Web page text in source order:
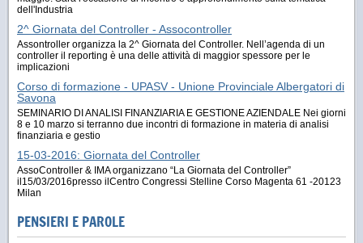
dell'Industria
2^ Giornata del Controller - Assocontroller
Assontroller organizza la 2^ Giornata del Controller. Nell’agenda di un
controller il reporting è una delle attività di maggior spessore per le
implicazioni
Corso di formazione - UPASV - Unione Provinciale Albergatori di
Savona
SEMINARIO DI ANALISI FINANZIARIA E GESTIONE AZIENDALE Nei giorni
8 e 10 marzo si terranno due incontri di formazione in materia di analisi
finanziaria e gestio
15-03-2016: Giornata del Controller
AssoController & IMA organizzano “La Giornata del Controller”
il15/03/2016presso ilCentro Congressi Stelline Corso Magenta 61 -20123
Milan
PENSIERI E PAROLE